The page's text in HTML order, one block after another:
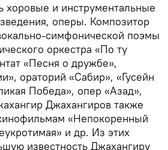
хоровые и инструментальные
оперы. Композитор
симфонической поэмы
оркестра «По ту
«Песня о дружбе»,
ораторий «Сабир», «Гусейн
Победа», опер «Азад»,
Джахангиров также
«Непокоренный
и др. Из этих
известность Джахангиру